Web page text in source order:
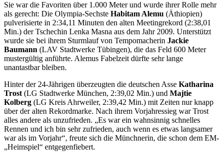
Sie war die Favoriten über 1.000 Meter und wurde ihrer Rolle mehr
als gerecht: Die Olympia-Sechste Habitam Alemu (Äthiopien)
pulverisierte in 2:34,11 Minuten den alten Meetingrekord (2:38,01
Min.) der Tschechin Lenka Masna aus dem Jahr 2009. Unterstützt
wurde sie bei ihrem Sturmlauf von Tempomacherin Jackie
Baumann (LAV Stadtwerke Tübingen), die das Feld 600 Meter
mustergültig anführte. Alemus Fabelzeit dürfte sehr lange
unantastbar bleiben.
Hinter der 24-Jährigen überzeugten die deutschen Asse Katharina
Trost(LG Stadtwerke München, 2:39,02 Min.) und Majtie
Kolberg (LG Kreis Ahrweiler, 2:39,42 Min.) mit Zeiten nur knapp
über der alten Rekordmarke. Nach ihrem Vorjahressieg war Trost
alles andere als unzufrieden. „Es war ein wahnsinnig schnelles
Rennen und ich bin sehr zufrieden, auch wenn es etwas langsamer
war als im Vorjahr“, freute sich die Münchnerin, die schon dem EM-
„Heimspiel“ entgegenfiebert.